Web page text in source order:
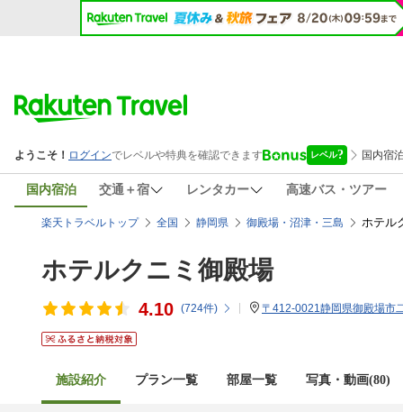
国内宿泊 交通＋宿 レンタカー 高速バス・ツアー
楽天トラベルトップ 全国 静岡県 御殿場・沼津・三島 ホテル
ホテルクニミ御殿場
4.10 (724件) 〒412-0021静岡県御殿場市
施設紹介 プラン一覧 部屋一覧 写真・動画(80)